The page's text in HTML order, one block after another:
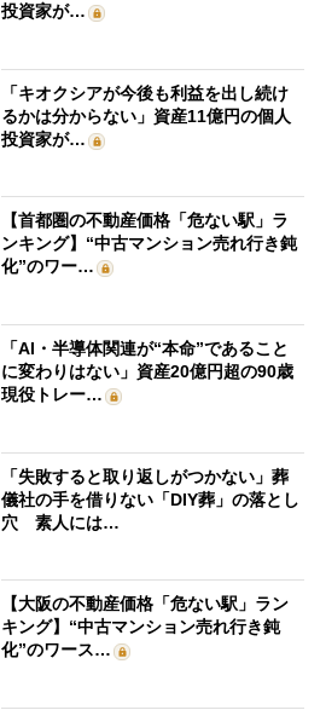
投資家が…
「キオクシアが今後も利益を出し続け
るかは分からない」資産11億円の個人
投資家が…
【首都圏の不動産価格「危ない駅」ラ
ンキング】“中古マンション売れ行き鈍
化”のワー…
「AI・半導体関連が“本命”であること
に変わりはない」資産20億円超の90歳
現役トレー…
「失敗すると取り返しがつかない」葬
儀社の手を借りない「DIY葬」の落とし
穴 素人には…
【大阪の不動産価格「危ない駅」ラン
キング】“中古マンション売れ行き鈍
化”のワース…